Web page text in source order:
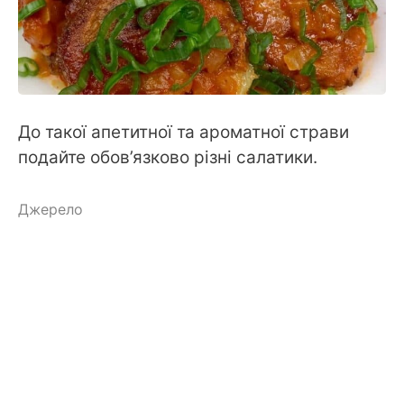
До такої апетитної та ароматної страви
подайте обов’язково різні салатики.
Джерело